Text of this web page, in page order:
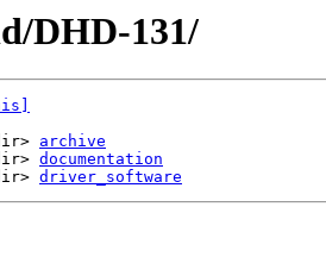
DHD-131/
archive
documentation
driver_software